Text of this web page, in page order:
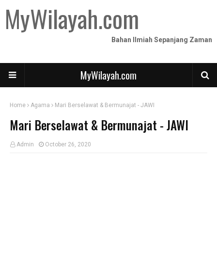
MyWilayah.com
Bahan Ilmiah Sepanjang Zaman
MyWilayah.com
Home Agama Mari Berselawat & Bermunajat - JAWI
Mari Berselawat & Bermunajat - JAWI
Admin October 26, 2020